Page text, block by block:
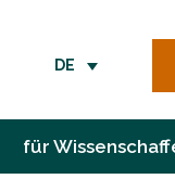
DE
für